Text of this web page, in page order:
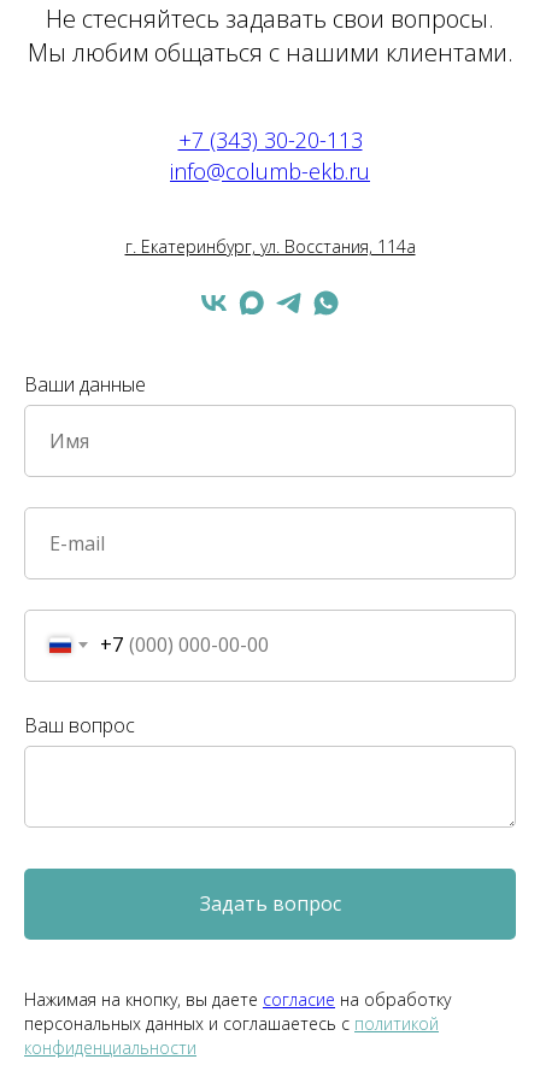
Не стесняйтесь задавать свои вопросы.
Мы любим общаться с нашими клиентами.
+7 (343) 30-20-113
info@columb-ekb.ru
г. Екатеринбург, ул. Восстания, 114а
Ваши данные
+7
Ваш вопрос
Задать вопрос
Нажимая на кнопку, вы даете согласие на обработку
персональных данных и соглашаетесь c политикой
конфиденциальности